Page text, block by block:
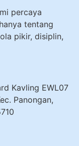
percaya
tentang
pikir, disiplin,
Kavling EWL07
Panongan,